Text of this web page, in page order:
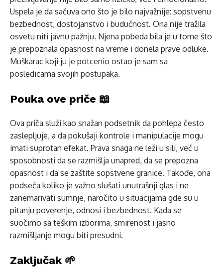
Uspela je da sačuva ono što je bilo najvažnije: sopstvenu
bezbednost, dostojanstvo i budućnost. Ona nije tražila
osvetu niti javnu pažnju. Njena pobeda bila je u tome što
je prepoznala opasnost na vreme i donela prave odluke.
Muškarac koji ju je potcenio ostao je sam sa
posledicama svojih postupaka.
Pouka ove priče 📖
Ova priča služi kao snažan podsetnik da pohlepa često
zaslepljuje, a da pokušaji kontrole i manipulacije mogu
imati suprotan efekat. Prava snaga ne leži u sili, već u
sposobnosti da se razmišlja unapred, da se prepozna
opasnost i da se zaštite sopstvene granice. Takođe, ona
podseća koliko je važno slušati unutrašnji glas i ne
zanemarivati sumnje, naročito u situacijama gde su u
pitanju poverenje, odnosi i bezbednost. Kada se
suočimo sa teškim izborima, smirenost i jasno
razmišljanje mogu biti presudni.
Zaključak 🌱